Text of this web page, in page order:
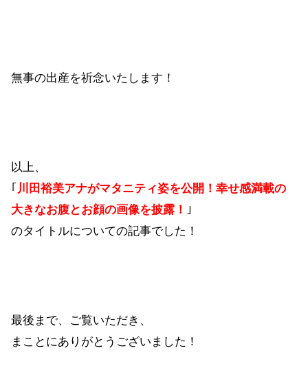
無事の出産を祈念いたします！
以上、
｢ 川田裕美アナがマタニティ姿を公開！幸せ感満載の
大きなお腹とお顔の画像を披露！ ｣
のタイトルについての記事でした！
最後まで、ご覧いただき、
まことにありがとうございました！